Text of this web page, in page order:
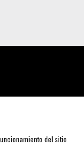
Font)
del sitio